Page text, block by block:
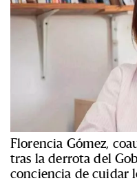
Florencia Gómez,
tras la derrota del
conciencia de cuidar